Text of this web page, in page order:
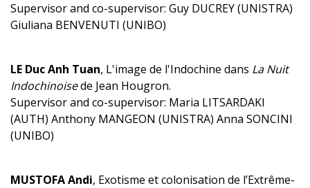
Supervisor and co-supervisor: Guy DUCREY (UNISTRA)
Giuliana BENVENUTI (UNIBO)
LE Duc Anh Tuan, L'image de l'Indochine dans La Nuit
Indochinoisede Jean Hougron.
Supervisor and co-supervisor: Maria LITSARDAKI
(AUTH) Anthony MANGEON (UNISTRA) Anna SONCINI
(UNIBO)
MUSTOFA Andi, Exotisme et colonisation de l’Extrême-